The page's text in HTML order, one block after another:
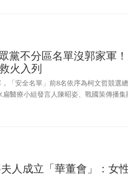
黨不分區名單沒郭家軍
火入列
「安全名單」前8名依序為柯文哲競選
醫療小組發言人陳昭姿、戰國策傳播集
台北市黨部主委林國成、藥師公會全聯
人成立「華董會」：女